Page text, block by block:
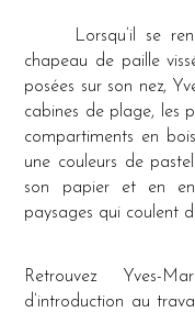
Lorsqu’il se rend
chapeau de paille
posées sur son nez,
cabines de plage, les
compartiments en
une couleurs de
son papier et en
paysages qui coulent
Retrouvez Yves-
d’introduction au